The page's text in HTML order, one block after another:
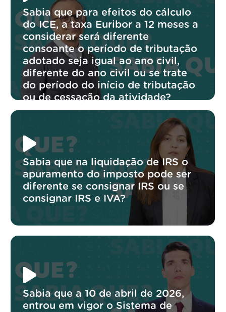
Sabia que para efeitos do cálculo
do ICE, a taxa Euribor a 12 meses a
considerar será diferente
consoante o período de tributação
adotado seja igual ao ano civil,
diferente do ano civil ou se trate
do período do início de tributação
ou de cessação da atividade?
Sabia que na liquidação de IRS o
apuramento do imposto pode ser
diferente se consignar IRS ou se
consignar IRS e IVA?
Sabia que a 10 de abril de 2026,
entrou em vigor o Sistema de